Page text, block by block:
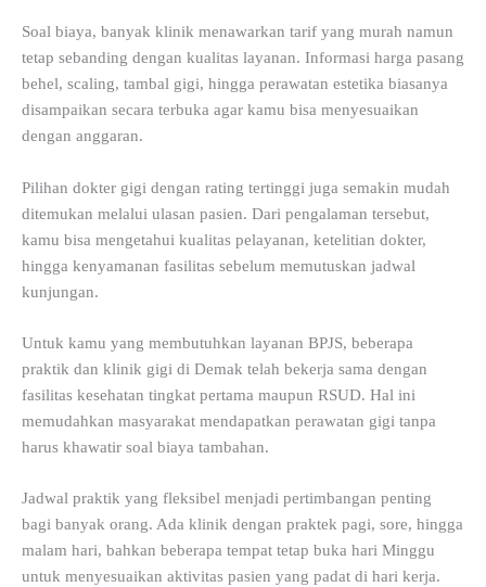
Soal biaya, banyak klinik menawarkan tarif yang murah namun
tetap sebanding dengan kualitas layanan. Informasi harga pasang
behel, scaling, tambal gigi, hingga perawatan estetika biasanya
disampaikan secara terbuka agar kamu bisa menyesuaikan
dengan anggaran.
Pilihan dokter gigi dengan rating tertinggi juga semakin mudah
ditemukan melalui ulasan pasien. Dari pengalaman tersebut,
kamu bisa mengetahui kualitas pelayanan, ketelitian dokter,
hingga kenyamanan fasilitas sebelum memutuskan jadwal
kunjungan.
Untuk kamu yang membutuhkan layanan BPJS, beberapa
praktik dan klinik gigi di Demak telah bekerja sama dengan
fasilitas kesehatan tingkat pertama maupun RSUD. Hal ini
memudahkan masyarakat mendapatkan perawatan gigi tanpa
harus khawatir soal biaya tambahan.
Jadwal praktik yang fleksibel menjadi pertimbangan penting
bagi banyak orang. Ada klinik dengan praktek pagi, sore, hingga
malam hari, bahkan beberapa tempat tetap buka hari Minggu
untuk menyesuaikan aktivitas pasien yang padat di hari kerja.